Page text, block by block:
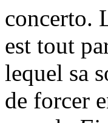
concerto.
est tout
lequel sa
de forcer